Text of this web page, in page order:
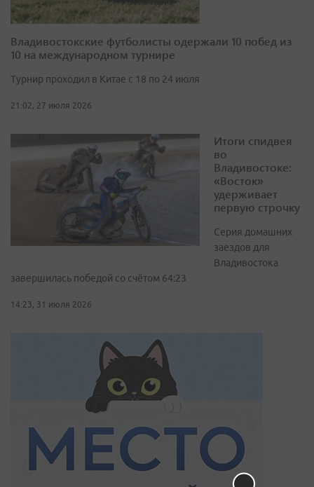
Владивостокские футболисты одержали 10 побед из
10 на международном турнире
Турнир проходил в Китае с 18 по 24 июля
21:02, 27 июля 2026
Итоги спидвея
во
Владивостоке:
«Восток»
удерживает
первую строчку
Серия домашних
заездов для
Владивостока
завершилась победой со счётом 64:23
14:23, 31 июля 2026